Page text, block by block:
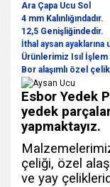
Ara Çapa Ucu Sol
4 mm Kalınlığındadır.
12,5 Genişliğindedir.
İthal aysan ayaklarına
Ürünlerimiz Isıl
Bor alaşımlı özel
Esbor Yedek
yedek
yapmaktayız.
çeliği, özel
ve yay